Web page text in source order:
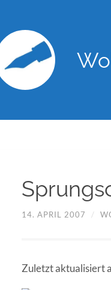
14. APRIL 2007 /
Zuletzt aktualisiert